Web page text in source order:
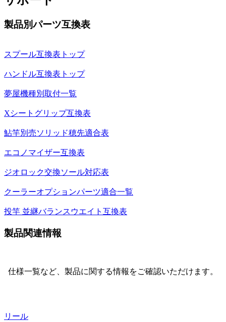
製品別パーツ互換表
スプール互換表トップ
ハンドル互換表トップ
夢屋機種別取付一覧
Xシートグリップ互換表
鮎竿別売ソリッド穂先適合表
エコノマイザー互換表
ジオロック交換ソール対応表
クーラーオプションパーツ適合一覧
投竿 並継バランスウエイト互換表
製品関連情報
仕様一覧など、製品に関する情報をご確認いただけます。
リール